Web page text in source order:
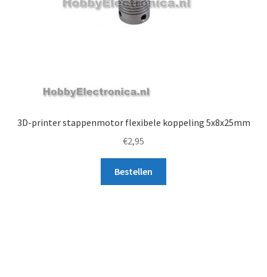
3D-printer stappenmotor flexibele koppeling 5x8x25mm
€2,95
Bestellen